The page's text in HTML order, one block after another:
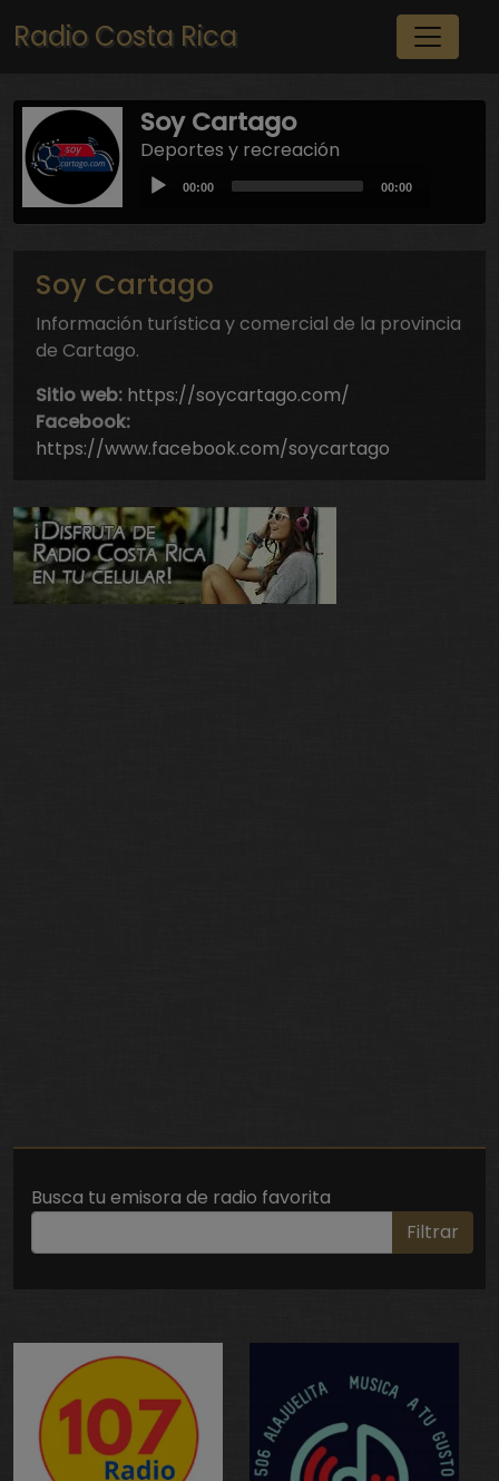
Pasar al contenido principal
Radio Costa Rica
Soy Cartago
Deportes y recreación
Audio
Player
Current
00:00
Total
00:00
Soy Cartago
Información turística y comercial de la provincia
de Cartago.
Sitio web: https://soycartago.com/
Facebook:
https://www.facebook.com/soycartago
Busca tu emisora de radio favorita
Filtrar